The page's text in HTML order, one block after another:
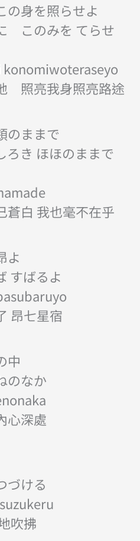
身を照らせよ
このみを てらせ
照亮我身照亮路途
ままで
き ほほのままで
白 我也毫不在乎
よ
すばるよ
昂七星宿
中
のなか
心深處
づける
吹拂